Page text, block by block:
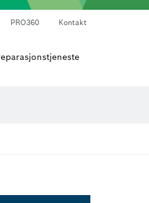
PRO360 Kontakt